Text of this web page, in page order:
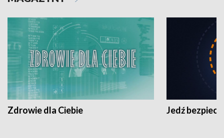
Zdrowie dla Ciebie Jedź